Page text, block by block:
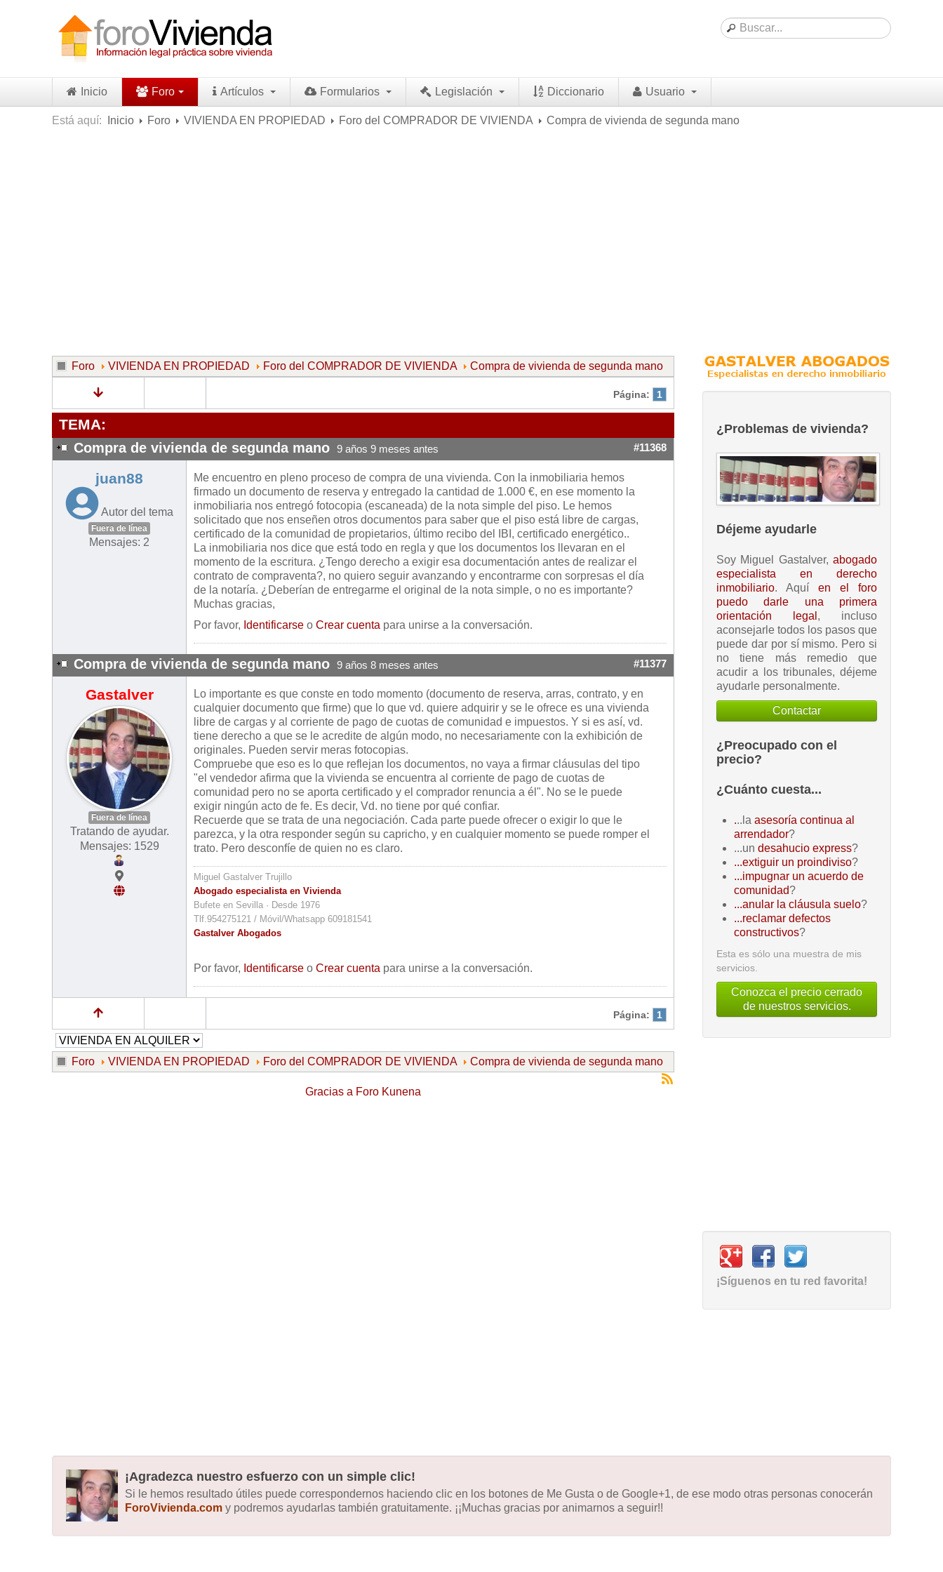
Inicio Foro Artículos Formularios Legislación Diccionario Usuario
Está aquí: Inicio Foro VIVIENDA EN PROPIEDAD Foro del COMPRADOR DE VIVIENDA Compra de vivienda de segunda mano
Foro VIVIENDA EN PROPIEDAD Foro del COMPRADOR DE VIVIENDA Compra de vivienda de segunda mano
Página: 1
TEMA:
Compra de vivienda de segunda mano 9 años 9 meses antes #11368
juan88
Autor del tema
Fuera de línea
Mensajes: 2
Me encuentro en pleno proceso de compra de una vivienda. Con la inmobiliaria hemos
firmado un documento de reserva y entregado la cantidad de 1.000 €, en ese momento la
inmobiliaria nos entregó fotocopia (escaneada) de la nota simple del piso. Le hemos
solicitado que nos enseñen otros documentos para saber que el piso está libre de cargas,
certificado de la comunidad de propietarios, último recibo del IBI, certificado energético..
La inmobiliaria nos dice que está todo en regla y que los documentos los llevaran en el
momento de la escritura. ¿Tengo derecho a exigir esa documentación antes de realizar el
contrato de compraventa?, no quiero seguir avanzando y encontrarme con sorpresas el día
de la notaría. ¿Deberían de entregarme el original de la nota simple, o no es importante?
Muchas gracias,
Por favor, Identificarse o Crear cuenta para unirse a la conversación.
Compra de vivienda de segunda mano 9 años 8 meses antes #11377
Gastalver
Fuera de línea
Tratando de ayudar.
Mensajes: 1529
Lo importante es que conste en todo momento (documento de reserva, arras, contrato, y en
cualquier documento que firme) que lo que vd. quiere adquirir y se le ofrece es una vivienda
libre de cargas y al corriente de pago de cuotas de comunidad e impuestos. Y si es así, vd.
tiene derecho a que se le acredite de algún modo, no necesariamente con la exhibición de
originales. Pueden servir meras fotocopias.
Compruebe que eso es lo que reflejan los documentos, no vaya a firmar cláusulas del tipo
"el vendedor afirma que la vivienda se encuentra al corriente de pago de cuotas de
comunidad pero no se aporta certificado y el comprador renuncia a él". No se le puede
exigir ningún acto de fe. Es decir, Vd. no tiene por qué confiar.
Recuerde que se trata de una negociación. Cada parte puede ofrecer o exigir lo que le
parezca, y la otra responder según su capricho, y en cualquier momento se puede romper el
trato. Pero desconfíe de quien no es claro.
Miguel Gastalver Trujillo
Abogado especialista en Vivienda
Bufete en Sevilla · Desde 1976
Tlf.954275121 / Móvil/Whatsapp 609181541
Gastalver Abogados
Por favor, Identificarse o Crear cuenta para unirse a la conversación.
Página: 1
Foro VIVIENDA EN PROPIEDAD Foro del COMPRADOR DE VIVIENDA Compra de vivienda de segunda mano
Gracias a Foro Kunena
¿Problemas de vivienda?
Déjeme ayudarle
Soy Miguel Gastalver, abogado
especialista en derecho
inmobiliario. Aquí en el foro
puedo darle una primera
orientación legal , incluso
aconsejarle todos los pasos que
puede dar por sí mismo. Pero si
no tiene más remedio que
acudir a los tribunales, déjeme
ayudarle personalmente.
Contactar
¿Preocupado con el
precio?
¿Cuánto cuesta...
...la asesoría continua al
arrendador?
...un desahucio express?
...extiguir un proindiviso?
...impugnar un acuerdo de
comunidad?
...anular la cláusula suelo?
...reclamar defectos
constructivos?
Esta es sólo una muestra de mis
servicios.
Conozca el precio cerrado
de nuestros servicios.
¡Síguenos en tu red favorita!
¡Agradezca nuestro esfuerzo con un simple clic!
Si le hemos resultado útiles puede correspondernos haciendo clic en los botones de Me Gusta o de Google+1, de ese modo otras personas conocerán
ForoVivienda.com y podremos ayudarlas también gratuitamente. ¡¡Muchas gracias por animarnos a seguir!!